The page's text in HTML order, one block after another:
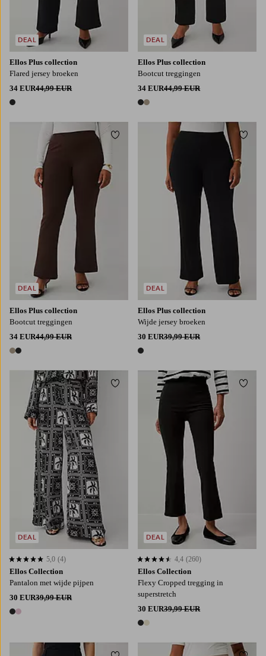
Ellos Plus collection
Flared jersey broeken
34 EUR44,99 EUR
1 kleur
DEAL
Ellos Plus collection
Bootcut treggingen
34 EUR44,99 EUR
2 kleuren
DEAL
Ellos Plus collection
Bootcut treggingen
34 EUR44,99 EUR
2 kleuren
DEAL
Toevoegen aan favorieten
3XL
Ellos Plus collection
Wijde jersey broeken
30 EUR39,99 EUR
1 kleur
DEAL
3XL
Ellos Collection
Pantalon met wijde pijpen
30 EUR39,99 EUR
2 kleuren
5,0 op basis van 4 beoordelingen
5,0 (4)
DEAL
Toevoegen aan favorieten
Ellos Collection
Flexy Cropped tregging in
superstretch
30 EUR39,99 EUR
2 kleuren
4,4 op basis van 260 beoordelingen
4,4 (260)
DEAL